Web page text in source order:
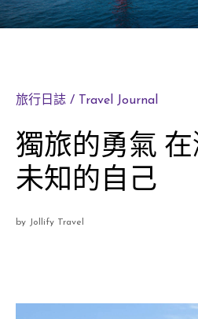
旅行日誌 / Travel Journal
獨旅的勇氣
未知的自己
by Jollify Travel